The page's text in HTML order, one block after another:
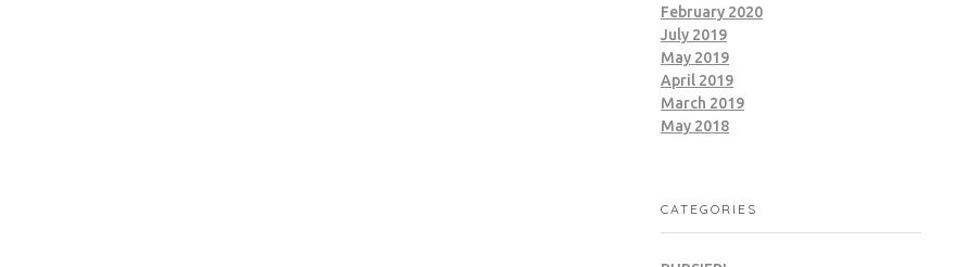
February 2020
July 2019
May 2019
April 2019
March 2019
May 2018
CATEGORIES